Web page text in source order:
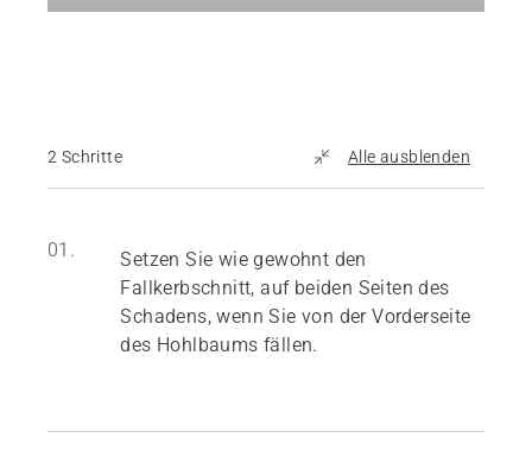
2 Schritte Alle ausblenden
01.
Setzen Sie wie gewohnt den
Fallkerbschnitt, auf beiden Seiten des
Schadens, wenn Sie von der Vorderseite
des Hohlbaums fällen.